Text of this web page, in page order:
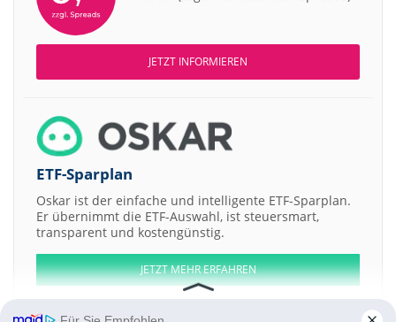
JETZT INFORMIEREN
ETF-Sparplan
Oskar ist der einfache und intelligente ETF-Sparplan.
Er übernimmt die ETF-Auswahl, ist steuersmart,
transparent und kostengünstig.
JETZT MEHR ERFAHREN